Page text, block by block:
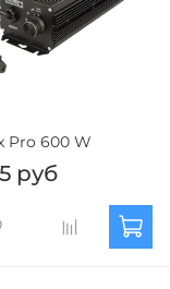
Pro 600 W
руб